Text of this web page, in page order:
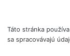
Táto stránka
sa spracovávajú